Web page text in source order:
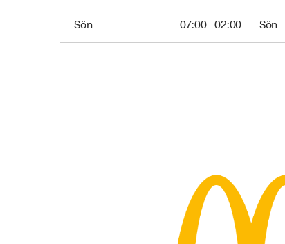
Sön 07:00 - 02:00 Sön